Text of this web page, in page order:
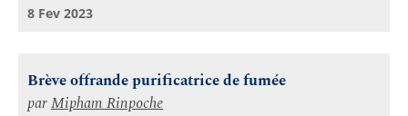
8 Fev 2023
Brève offrande purificatrice de fumée
parMipham Rinpoche